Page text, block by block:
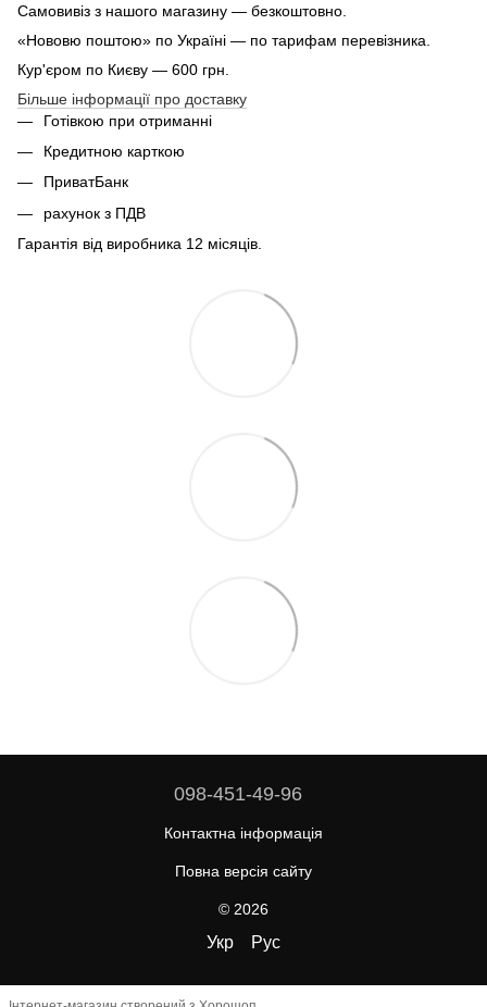
Самовивіз з нашого магазину — безкоштовно.
«Нововю поштою» по Україні — по тарифам перевізника.
Кур'єром по Києву — 600 грн.
Більше інформації про доставку
Готівкою при отриманні
Кредитною карткою
ПриватБанк
рахунок з ПДВ
Гарантія від виробника 12 місяців.
098-451-49-96
Контактна інформація
Повна версія сайту
© 2026
Укр Рус